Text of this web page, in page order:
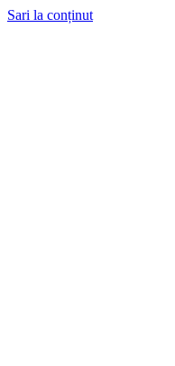
Sari la conținut